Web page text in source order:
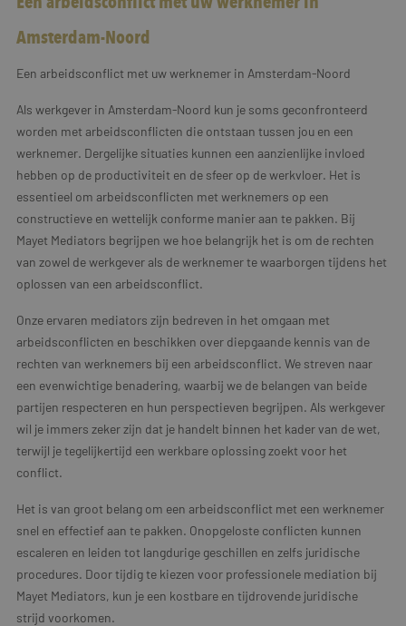
Amsterdam-Noord
Een arbeidsconflict met uw werknemer in Amsterdam-Noord
Als werkgever in Amsterdam-Noord kun je soms geconfronteerd
worden met arbeidsconflicten die ontstaan tussen jou en een
werknemer. Dergelijke situaties kunnen een aanzienlijke invloed
hebben op de productiviteit en de sfeer op de werkvloer. Het is
essentieel om arbeidsconflicten met werknemers op een
constructieve en wettelijk conforme manier aan te pakken. Bij
Mayet Mediators begrijpen we hoe belangrijk het is om de rechten
van zowel de werkgever als de werknemer te waarborgen tijdens het
oplossen van een arbeidsconflict.
Onze ervaren mediators zijn bedreven in het omgaan met
arbeidsconflicten en beschikken over diepgaande kennis van de
rechten van werknemers bij een arbeidsconflict. We streven naar
een evenwichtige benadering, waarbij we de belangen van beide
partijen respecteren en hun perspectieven begrijpen. Als werkgever
wil je immers zeker zijn dat je handelt binnen het kader van de wet,
terwijl je tegelijkertijd een werkbare oplossing zoekt voor het
conflict.
Het is van groot belang om een arbeidsconflict met een werknemer
snel en effectief aan te pakken. Onopgeloste conflicten kunnen
escaleren en leiden tot langdurige geschillen en zelfs juridische
procedures. Door tijdig te kiezen voor professionele mediation bij
Mayet Mediators, kun je een kostbare en tijdrovende juridische
strijd voorkomen.